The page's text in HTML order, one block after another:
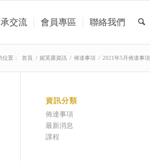
交流 會員專區 聯絡我們
置： 首頁 / 妮芙露資訊 / 佈達事項 / 2021年5月佈達事項
資訊分類
佈達事項
最新消息
課程